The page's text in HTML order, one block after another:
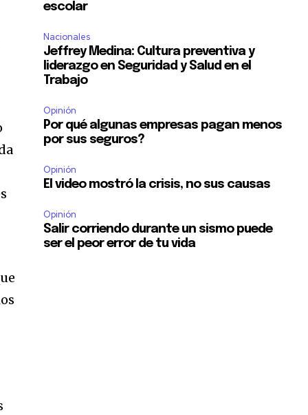
escolar
Nacionales
Jeffrey Medina: Cultura preventiva y
liderazgo en Seguridad y Salud en el
Trabajo
Opinión
Por qué algunas empresas pagan menos
por sus seguros?
Opinión
El video mostró la crisis, no sus causas
Opinión
Salir corriendo durante un sismo puede
ser el peor error de tu vida